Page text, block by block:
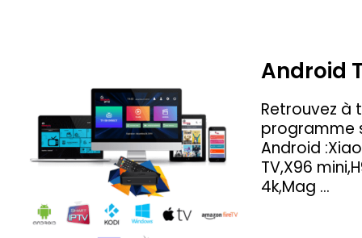
Android
Retrouvez
programme
Android
TV,X96
4k,Mag …